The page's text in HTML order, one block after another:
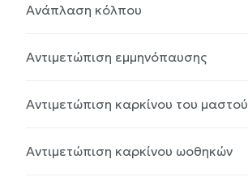
Ανάπλαση κόλπου
Αντιμετώπιση εμμηνόπαυσης
Αντιμετώπιση καρκίνου του μαστού
Αντιμετώπιση καρκίνου ωοθηκών